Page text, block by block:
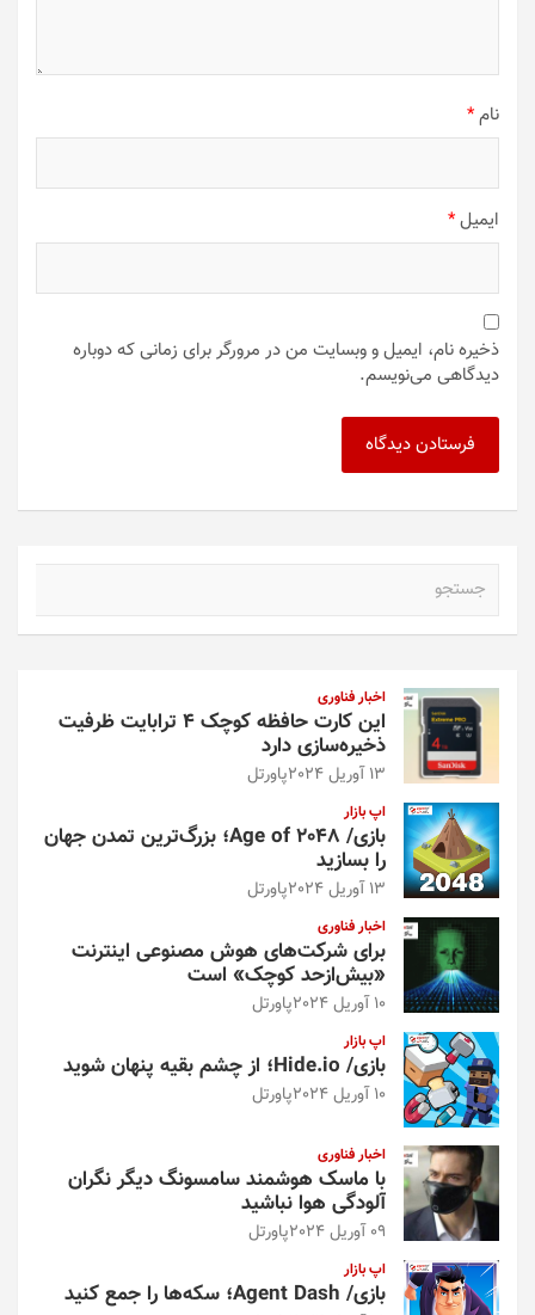
نام*
ایمیل*
ذخیره نام، ایمیل و وبسایت من در مرورگر برای زمانی که دوباره
دیدگاهی می‌نویسم.
اخبار فناوری
این کارت حافظه کوچک ۴ ترابایت ظرفیت
ذخیره‌سازی دارد
13 آوریل 2024 پاورتل
اپ بازار
بازی/ Age of 2048؛ بزرگ‌ترین تمدن جهان
را بسازید
13 آوریل 2024 پاورتل
اخبار فناوری
برای شرکت‌های هوش مصنوعی اینترنت
«بیش‌از‌حد کوچک» است
10 آوریل 2024 پاورتل
اپ بازار
بازی/ Hide.io؛ از چشم بقیه پنهان شوید
10 آوریل 2024 پاورتل
اخبار فناوری
با ماسک هوشمند سامسونگ دیگر نگران
آلودگی هوا نباشید
09 آوریل 2024 پاورتل
اپ بازار
بازی/ Agent Dash؛ سکه‌ها را جمع کنید